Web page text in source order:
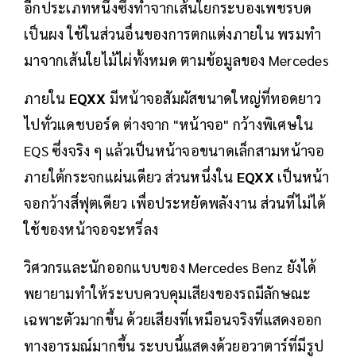
อีกประเภทหนึ่งซึ่งทำจากเส้นใยกระบองเพชรบด
เป็นผง ใช้ในส่วนอื่นของการตกแต่งภายใน พรมทำ
มาจากเส้นใยไม้ไผ่ทั้งหมด ตามข้อมูลของ Mercedes
ภายใน EQXX มีหน้าจอสัมผัสขนาดใหญ่ที่ทอดยาว
ไปทั่วแดชบอร์ด ต่างจาก "หน้าจอ" กว้างพิเศษใน
EQS ซึ่งจริง ๆ แล้วเป็นหน้าจอขนาดเล็กสามหน้าจอ
ภายใต้กระจกแผ่นเดียว ส่วนหนึ่งใน EQXX เป็นหน้า
จอกว้างสี่ฟุตเดียว เพื่อประหยัดพลังงาน ส่วนที่ไม่ได้
ใช้ของหน้าจอจะหรี่ลง
วิศวกรและนักออกแบบของ Mercedes Benz ยังได้
พยายามทำให้ระบบควบคุมเสียงของรถมีลักษณะ
เฉพาะตัวมากขึ้น ด้วยเสียงที่เหมือนจริงที่แสดงออก
ทางอารมณ์มากขึ้น ระบบนี้แสดงด้วยอวาตาร์ที่มีรูป